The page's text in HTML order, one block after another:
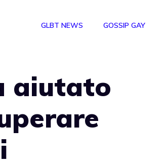
GLBT NEWS GOSSIP GAY
aiutato